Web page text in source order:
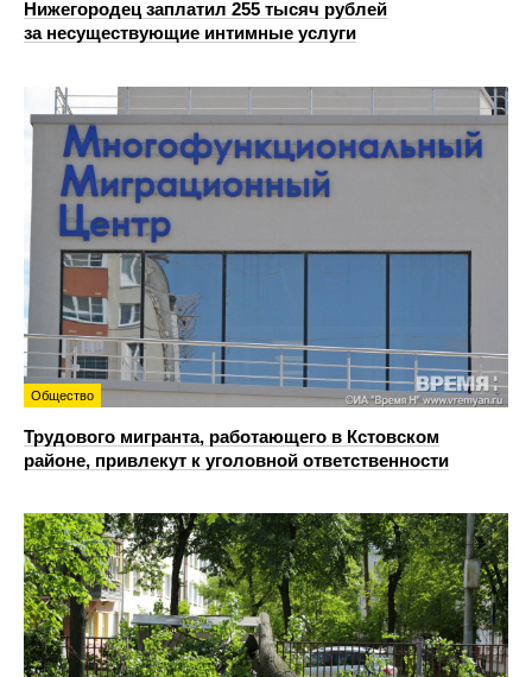
Нижегородец заплатил 255 тысяч рублей
за несуществующие интимные услуги
Общество
Трудового мигранта, работающего в Кстовском
районе, привлекут к уголовной ответственности